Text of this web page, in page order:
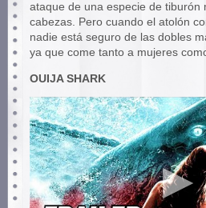
ataque de una especie de tiburón
cabezas. Pero cuando el atolón
nadie está seguro de las dobles
ya que come tanto a mujeres
OUIJA SHARK